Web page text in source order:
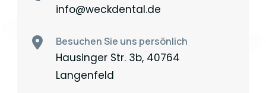
info@weckdental.de
Besuchen Sie uns persönlich
Hausinger Str. 3b, 40764
Langenfeld